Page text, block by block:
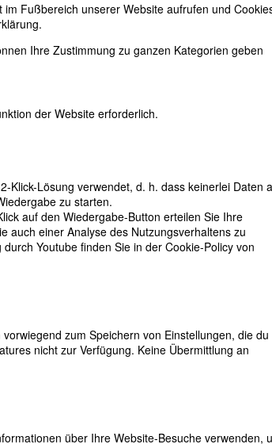
offensichtlich tief
gelten kann. Ob
als erste offizielle
furchtlos sein,
liberale Eltern,
White-
sei die
White selbst wohl
Biologie zu
gern auch in aller
Berühmte
BERÜHMTE
Roswitha Baumeister
Margaret Bourke-
Marianne Brandt
Marianne
Trude Fleischmann
Gisèle Freund
Fußbereich unserer Website aufrufen und
Ihre Zustimmung zu ganzen Kategorien geben
der Website erforderlich.
Klick-Lösung verwendet, d. h. dass keinerlei Daten
zu starten.
auf den Wiedergabe-Button erteilen Sie Ihre
auch einer Analyse des Nutzungsverhaltens zu
Youtube finden Sie in der Cookie-Policy von
zum Speichern von Einstellungen, die du
nicht zur Verfügung. Keine Übermittlung an
über Ihre Website-Besuche verwenden,